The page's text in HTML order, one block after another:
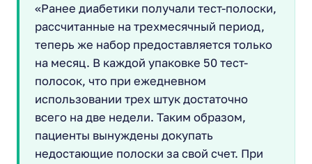
«Ранее диабетики получали тест-полоски,
рассчитанные на трехмесячный период,
теперь же набор предоставляется только
на месяц. В каждой упаковке 50 тест-
полосок, что при ежедневном
использовании трех штук достаточно
всего на две недели. Таким образом,
пациенты вынуждены докупать
недостающие полоски за свой счет. При